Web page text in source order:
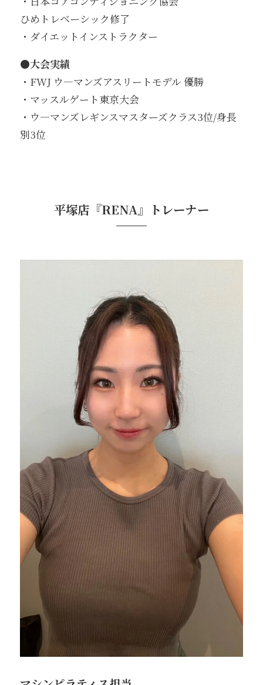
ひめトレベーシック修了
・ダイエットインストラクター
●大会実績
・FWJ ウ―マンズアスリートモデル 優勝
・マッスルゲート東京大会
・ウ―マンズレギンスマスターズクラス3位/身長
別3位
平塚店『RENA』トレーナー